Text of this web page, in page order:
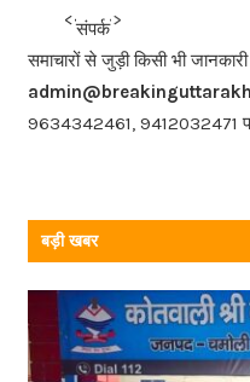
b
o
o
k
<<<
संपर्क
>>>
समाचारों से जुड़ी किसी भी
9634342461, 9412032471
बड़ी खबर